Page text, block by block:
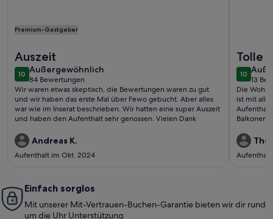
Premium-Gastgeber
Auszeit
1010 von 10
Außergewöhnlich
außergewöhnlich
84 Bewertungen
(84
bewertungen)
Wir waren etwas skeptisch, die Bewertungen waren zu gut
und wir haben das erste Mal über Fewo gebucht. Aber alles
war wie im Inserat beschrieben. Wir hatten eine super Auszeit
und haben den Aufenthalt sehr genossen. Vielen Dank
Andreas K.
Aufenthalt im Okt. 2024
Tolle
1010 von
13
(13
Die
ist mit
Aufenthalt
Balkonen
sauber
freundlich
Die
Einfach sorglos
Mit unserer Mit-Vertrauen-Buchen-Garantie bieten wir dir rund
um die Uhr Unterstützung